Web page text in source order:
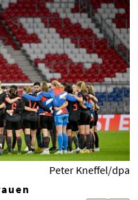
Peter Kneffel/dpa